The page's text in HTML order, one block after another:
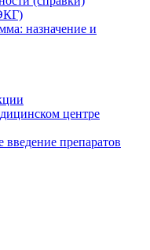
назначение и
центре
препаратов